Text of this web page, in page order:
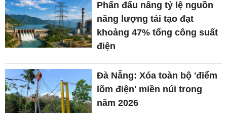
Phấn đấu nâng tỷ lệ nguồn
năng lượng tái tạo đạt
khoảng 47% tổng công suất
điện
Đà Nẵng: Xóa toàn bộ 'điểm
lõm điện' miền núi trong
năm 2026